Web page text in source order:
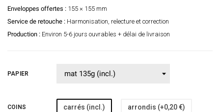
Enveloppes offertes : 155 × 155 mm
Service de retouche : Harmonisation, relecture et correction
Production : Environ 5-6 jours ouvrables + délai de livraison
PAPIER
COINS carrés (incl.) arrondis (+0,20 €)